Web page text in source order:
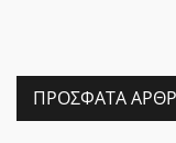
ΠΡΌΣΦΑΤΑ